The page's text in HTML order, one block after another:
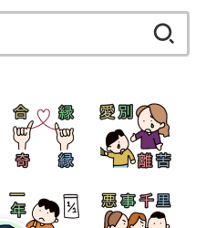
索: